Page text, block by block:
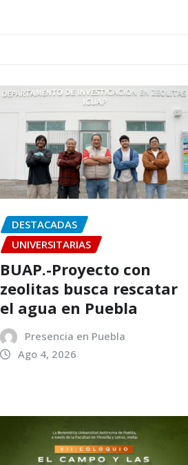
DESTACADAS
UNIVERSITARIAS
BUAP.-Proyecto con
zeolitas busca rescatar
el agua en Puebla
Presencia en Puebla
Ago 4, 2026